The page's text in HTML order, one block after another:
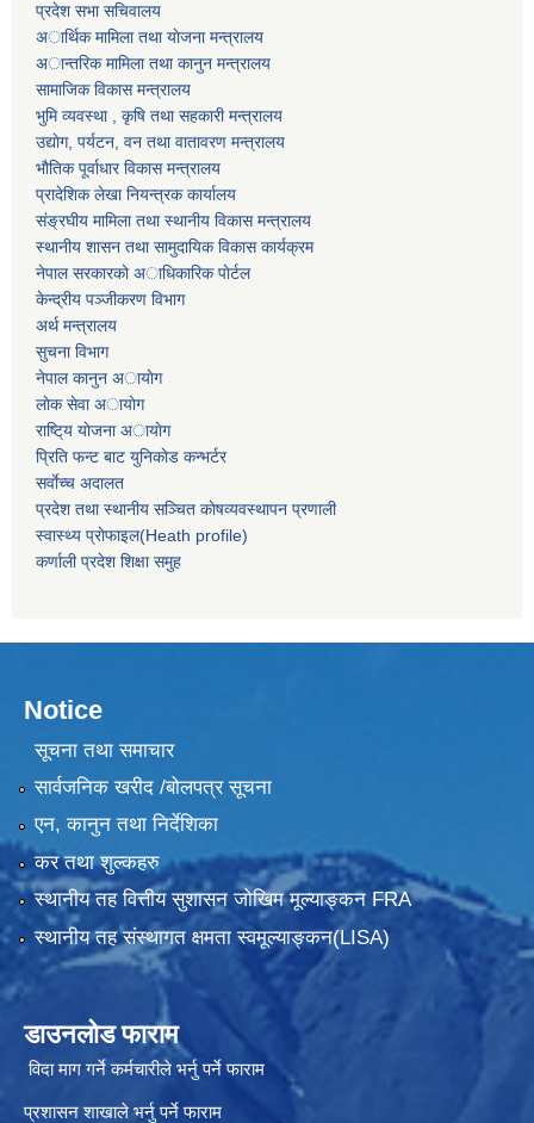
प्रदेश सभा सचिवालय
अार्थिक मामिला तथा याेजना मन्त्रालय
अान्तरिक मामिला तथा कानुन मन्त्रालय
सामाजिक विकास मन्त्रालय
भुमि व्यवस्था , कृषि तथा सहकारी मन्त्रालय
उद्याेग, पर्यटन, वन तथा वातावरण मन्त्रालय
भाैतिक पूर्वाधार विकास मन्त्रालय
प्रादेशिक लेखा नियन्त्रक कार्यालय
संङ्रघीय मामिला तथा स्थानीय विकास मन्त्रालय
स्थानीय शासन तथा सामुदायिक विकास कार्यक्रम
नेपाल सरकारकाे अाधिकारिक पाेर्टल
केन्द्रीय पञ्जीकरण विभाग
अर्थ मन्त्रालय
सुचना विभाग
नेपाल कानुन अायाेग
लाेक सेवा अायाेग
राष्टि्य याेजना अायाेग
प्रिति फन्ट बाट युनिकाेड कन्भर्टर
सर्वाेच्च अदालत
प्रदेश तथा स्थानीय सञ्चित काेषव्यवस्थापन प्रणाली
स्वास्थ्य प्राेफाइल(Heath profile)
कर्णाली प्रदेश शिक्षा समुह
Notice
सूचना तथा समाचार
सार्वजनिक खरीद /बोलपत्र सूचना
एन, कानुन तथा निर्देशिका
कर तथा शुल्कहरु
स्थानीय तह वित्तीय सुशासन जोखिम मूल्याङ्कन FRA
स्थानीय तह संस्थागत क्षमता स्वमूल्याङ्कन(LISA)
डाउनलोड फाराम
विदा माग गर्ने कर्मचारीले भर्नु पर्ने फाराम
प्रशासन शाखाले भर्नु पर्ने फाराम